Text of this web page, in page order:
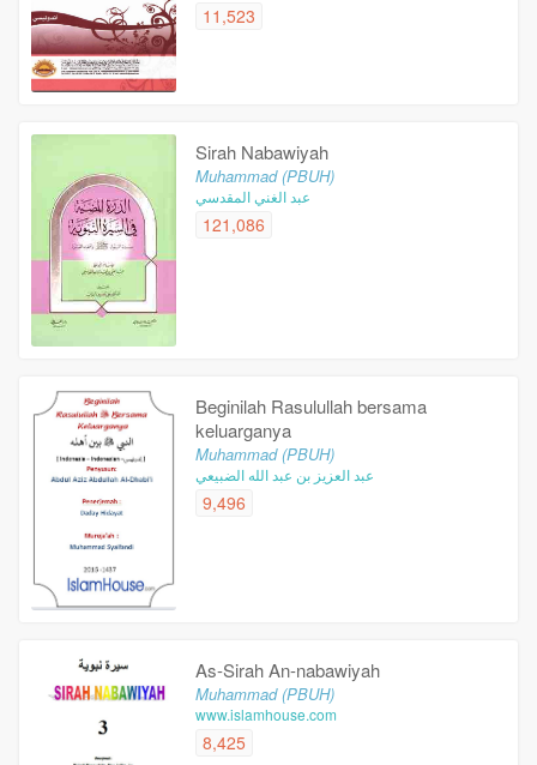
11,523
Sirah Nabawiyah
Muhammad (PBUH)
عبد الغني المقدسي
121,086
Beginilah Rasulullah bersama
keluarganya
Muhammad (PBUH)
عبد العزيز بن عبد الله الضبيعي
9,496
As-Sirah An-nabawiyah
Muhammad (PBUH)
www.islamhouse.com
8,425